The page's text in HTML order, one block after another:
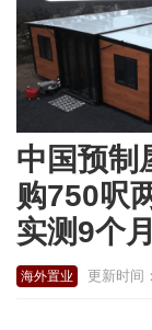
中国预制
购750呎
实测9个
海外置业 更新时间